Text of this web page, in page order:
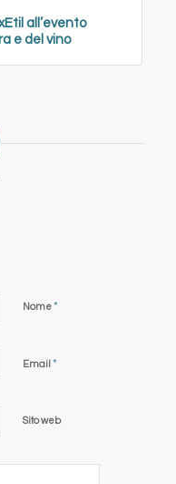
all’evento
e del vino
Nome*
Email *
Sito web